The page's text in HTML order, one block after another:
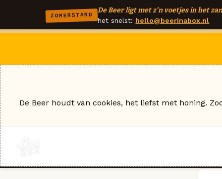
ZOMERSTAND
De Beer ligt met z'n voetjes in het
het snelst: hello@beerinabox.nl
De Beer houdt van cookies, het liefst met honing.